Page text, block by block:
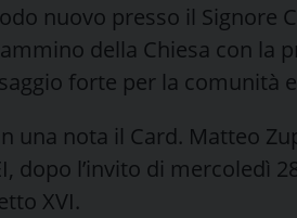
nuovo presso il Signore
della Chiesa con la
forte per la comunità
una nota il Card. Matteo
dopo l’invito di mercoledì
XVI.